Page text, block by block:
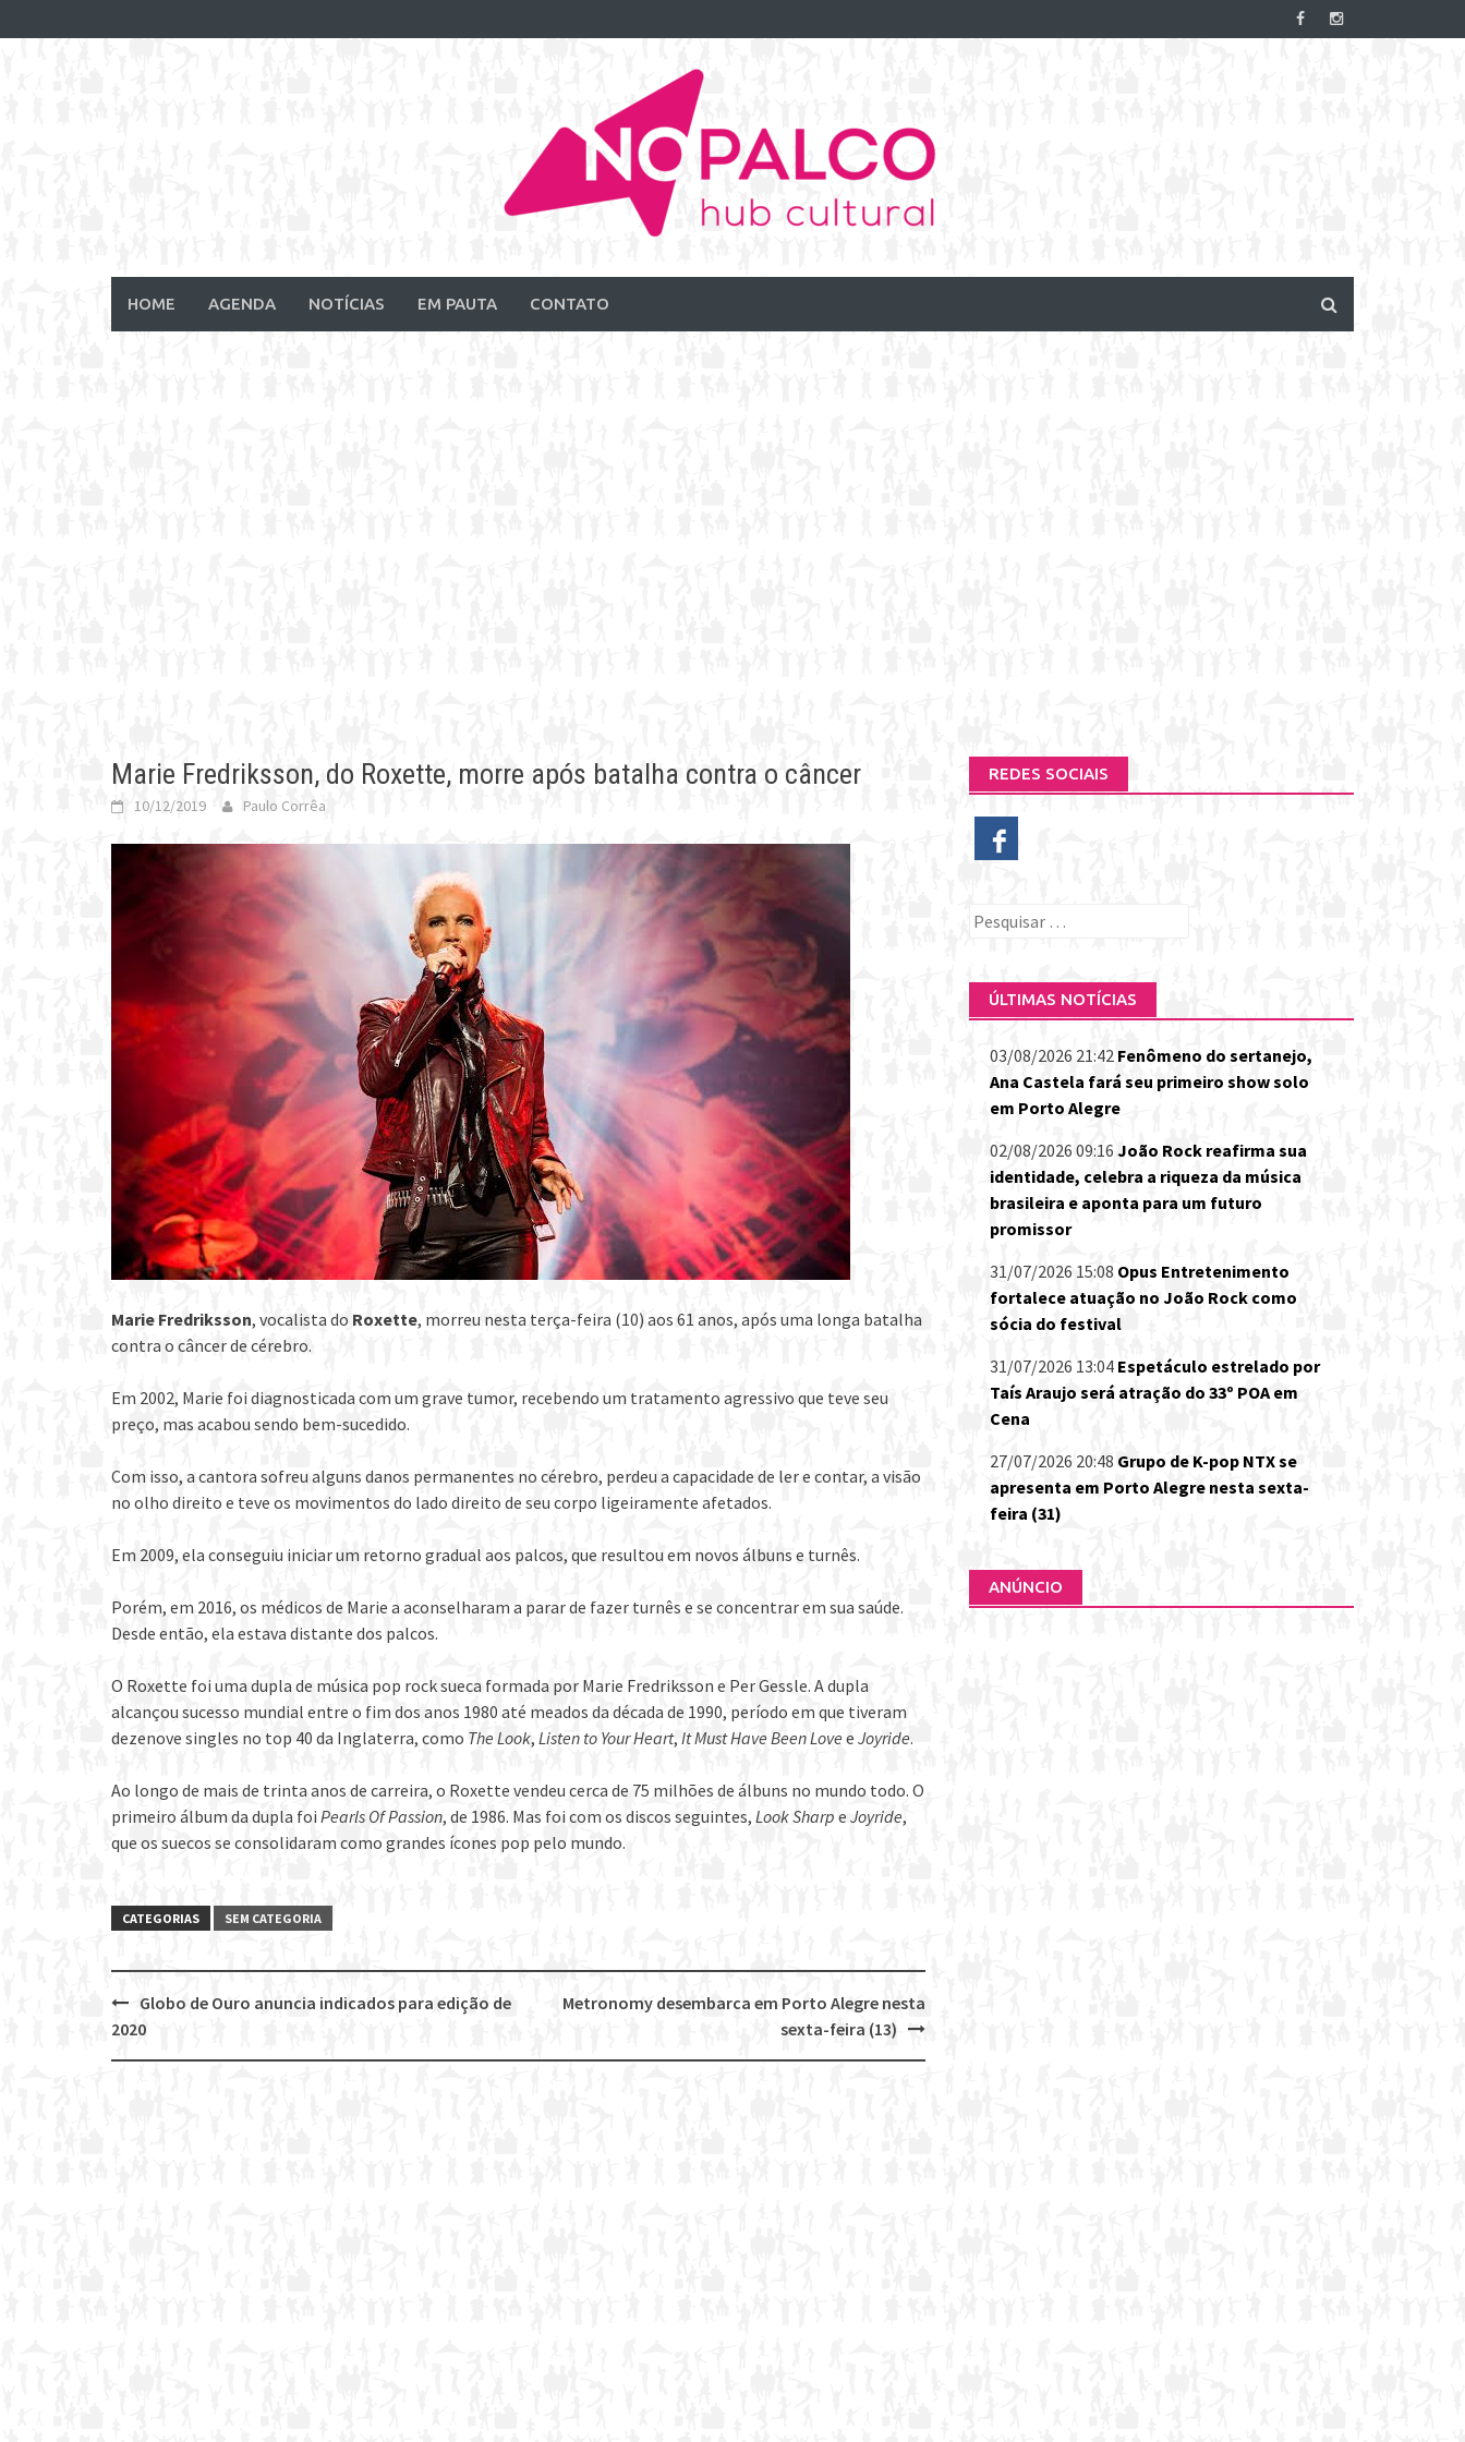
to
HOME AGENDA NOTÍCIAS EM PAUTA CONTATO
Marie Fredriksson, do Roxette, morre após batalha contra o câncer
10/12/2019 Paulo Corrêa
Marie Fredriksson, vocalista do Roxette, morreu nesta terça-feira (10) aos 61 anos, após uma longa batalha
contra o câncer de cérebro.
Em 2002, Marie foi diagnosticada com um grave tumor, recebendo um tratamento agressivo que teve seu
preço, mas acabou sendo bem-sucedido.
Com isso, a cantora sofreu alguns danos permanentes no cérebro, perdeu a capacidade de ler e contar, a visão
no olho direito e teve os movimentos do lado direito de seu corpo ligeiramente afetados.
Em 2009, ela conseguiu iniciar um retorno gradual aos palcos, que resultou em novos álbuns e turnês.
Porém, em 2016, os médicos de Marie a aconselharam a parar de fazer turnês e se concentrar em sua saúde.
Desde então, ela estava distante dos palcos.
O Roxette foi uma dupla de música pop rock sueca formada por Marie Fredriksson e Per Gessle. A dupla
alcançou sucesso mundial entre o fim dos anos 1980 até meados da década de 1990, período em que tiveram
dezenove singles no top 40 da Inglaterra, como The Look, Listen to Your Heart, It Must Have Been Love e Joyride.
Ao longo de mais de trinta anos de carreira, o Roxette vendeu cerca de 75 milhões de álbuns no mundo todo. O
primeiro álbum da dupla foi Pearls Of Passion, de 1986. Mas foi com os discos seguintes, Look Sharp e Joyride,
que os suecos se consolidaram como grandes ícones pop pelo mundo.
CATEGORIAS SEM CATEGORIA
Post
navigation
Metronomy desembarca em Porto Alegre nesta
sexta-feira (13)
Globo de Ouro anuncia indicados para edição de
2020
REDES SOCIAIS
Pesquisar
ÚLTIMAS NOTÍCIAS
03/08/2026 21:42 Fenômeno do sertanejo,
Ana Castela fará seu primeiro show solo
em Porto Alegre
02/08/2026 09:16 João Rock reafirma sua
identidade, celebra a riqueza da música
brasileira e aponta para um futuro
promissor
31/07/2026 15:08 Opus Entretenimento
fortalece atuação no João Rock como
sócia do festival
31/07/2026 13:04 Espetáculo estrelado por
Taís Araujo será atração do 33º POA em
Cena
27/07/2026 20:48 Grupo de K-pop NTX se
apresenta em Porto Alegre nesta sexta-
feira (31)
ANÚNCIO